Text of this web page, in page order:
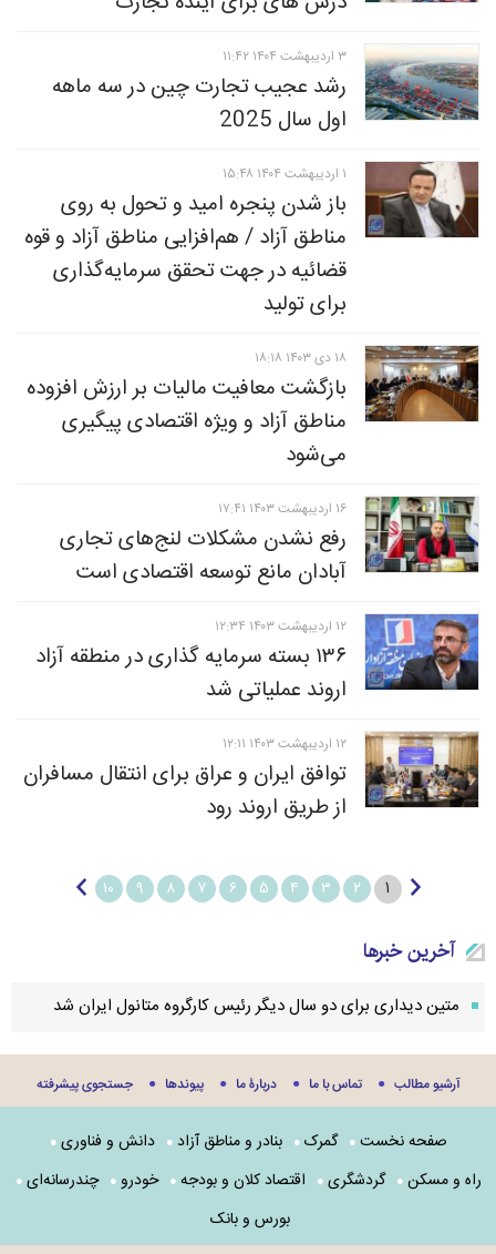
۳ ارديبهشت ۱۴۰۴ ۱۱:۴۲
رشد عجیب تجارت چین در سه ماهه
اول سال 2025
۱ ارديبهشت ۱۴۰۴ ۱۵:۴۸
باز شدن پنجره امید و تحول به روی
مناطق آزاد / هم‌افزایی مناطق آزاد و قوه
قضائیه در جهت تحقق سرمایه‌گذاری
برای تولید
۱۸ دی ۱۴۰۳ ۱۸:۱۸
بازگشت معافیت مالیات بر ارزش افزوده
مناطق آزاد و ویژه اقتصادی پیگیری
می‌شود
۱۶ ارديبهشت ۱۴۰۳ ۱۷:۴۱
رفع نشدن مشکلات لنج‌های تجاری
آبادان مانع توسعه اقتصادی است
۱۲ ارديبهشت ۱۴۰۳ ۱۲:۳۴
۱۳۶ بسته سرمایه گذاری در منطقه آزاد
اروند عملیاتی شد
۱۲ ارديبهشت ۱۴۰۳ ۱۲:۱۱
توافق ایران و عراق برای انتقال مسافران
از طریق اروند رود
۱ ۲ ۳ ۴ ۵ ۶ ۷ ۸ ۹ ۱۰
آخرین خبرها
متین دیداری برای دو سال دیگر رئیس کارگروه متانول ایران شد
آرشیو مطالب تماس با ما دربارۀ ما پيوندها جستجوی پيشرفته
صفحه نخست گمرک بنادر و مناطق آزاد
دانش و فناوری
راه و مسکن
گردشگری اقتصاد کلان و بودجه خودرو
چندرسانه‌ای
بورس و بانک